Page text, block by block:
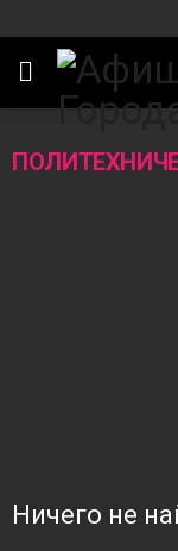
Ничего не